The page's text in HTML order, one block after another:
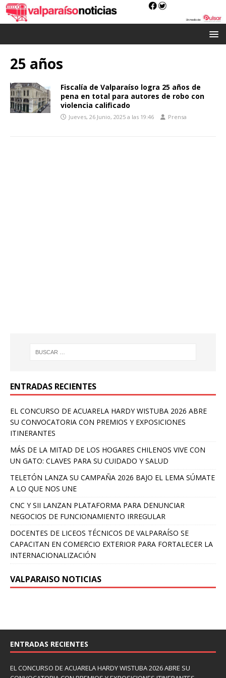
25 años
Fiscalía de Valparaíso logra 25 años de
pena en total para autores de robo con
violencia calificado
Jueves, 26 Junio, 2025 a las 19:46 Prensa
ENTRADAS RECIENTES
EL CONCURSO DE ACUARELA HARDY WISTUBA 2026 ABRE
SU CONVOCATORIA CON PREMIOS Y EXPOSICIONES
ITINERANTES
MÁS DE LA MITAD DE LOS HOGARES CHILENOS VIVE CON
UN GATO: CLAVES PARA SU CUIDADO Y SALUD
TELETÓN LANZA SU CAMPAÑA 2026 BAJO EL LEMA SÚMATE
A LO QUE NOS UNE
CNC Y SII LANZAN PLATAFORMA PARA DENUNCIAR
NEGOCIOS DE FUNCIONAMIENTO IRREGULAR
DOCENTES DE LICEOS TÉCNICOS DE VALPARAÍSO SE
CAPACITAN EN COMERCIO EXTERIOR PARA FORTALECER LA
INTERNACIONALIZACIÓN
VALPARAISO NOTICIAS
ENTRADAS RECIENTES
EL CONCURSO DE ACUARELA HARDY WISTUBA 2026 ABRE SU